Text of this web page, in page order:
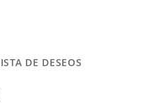
DE DESEOS